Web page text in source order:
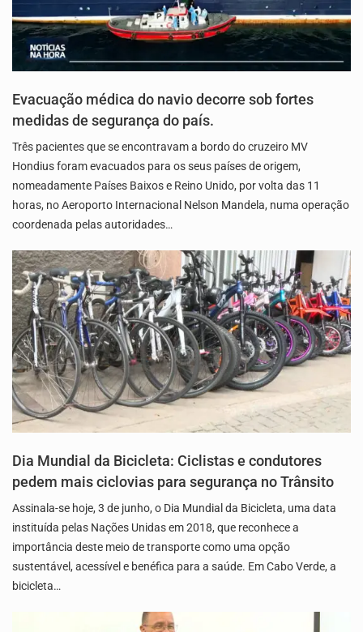
Evacuação médica do navio decorre sob fortes
medidas de segurança do país.
Três pacientes que se encontravam a bordo do cruzeiro MV
Hondius foram evacuados para os seus países de origem,
nomeadamente Países Baixos e Reino Unido, por volta das 11
horas, no Aeroporto Internacional Nelson Mandela, numa operação
coordenada pelas autoridades…
Dia Mundial da Bicicleta: Ciclistas e condutores
pedem mais ciclovias para segurança no Trânsito
Assinala-se hoje, 3 de junho, o Dia Mundial da Bicicleta, uma data
instituída pelas Nações Unidas em 2018, que reconhece a
importância deste meio de transporte como uma opção
sustentável, acessível e benéfica para a saúde. Em Cabo Verde, a
bicicleta…